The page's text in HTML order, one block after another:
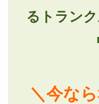
るトラン
＼今な